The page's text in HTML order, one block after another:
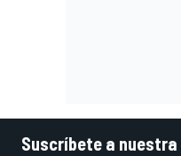
Suscríbete a